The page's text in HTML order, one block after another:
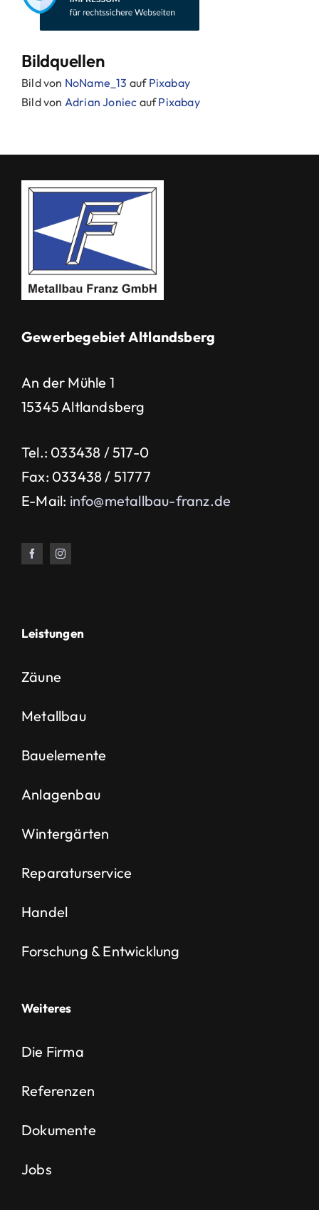
Bildquellen
Bild von NoName_13 auf Pixabay
Bild von Adrian Joniec aufPixabay
Gewerbegebiet Altlandsberg
An der Mühle 1
15345 Altlandsberg
Tel.: 033438 / 517-0
Fax: 033438 / 51777
E-Mail: info@metallbau-franz.de
Leistungen
Zäune
Metallbau
Bauelemente
Anlagenbau
Wintergärten
Reparaturservice
Handel
Forschung & Entwicklung
Weiteres
Die Firma
Referenzen
Dokumente
Jobs